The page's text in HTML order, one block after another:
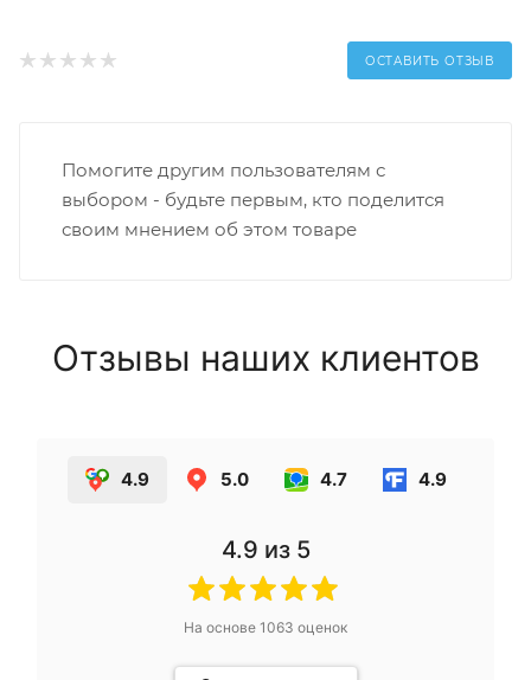
ОСТАВИТЬ ОТЗЫВ
Помогите другим пользователям с
выбором - будьте первым, кто поделится
своим мнением об этом товаре
Отзывы наших клиентов
4.9 5.0 4.7 4.9
4.9 из 5
На основе 1063 оценок